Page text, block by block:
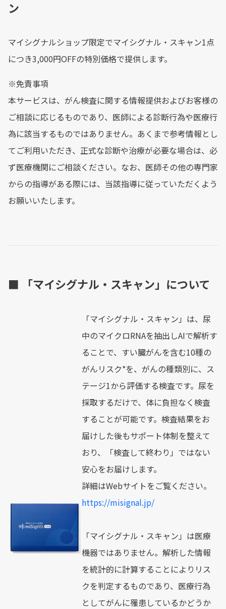
ン
マイシグナルショップ限定でマイシグナル・スキャン1点
につき3,000円OFFの特別価格で提供します。
※免責事項
本サービスは、がん検査に関する情報提供およびお客様の
ご相談に応じるものであり、医師による診断行為や医療行
為に該当するものではありません。あくまで参考情報とし
てご利用いただき、正式な診断や治療が必要な場合は、必
ず医療機関にご相談ください。なお、医師その他の専門家
からの指導がある際には、当該指導に従っていただくよう
お願いいたします。
■ 「マイシグナル・スキャン」について
「マイシグナル・スキャン」は、尿
中のマイクロRNAを抽出しAIで解析す
ることで、すい臓がんを含む10種の
がんリスク*を、がんの種類別に、ス
テージ1から評価する検査です。尿を
採取するだけで、体に負担なく検査
することが可能です。検査結果をお
届けした後もサポート体制を整えて
おり、「検査して終わり」ではない
安心をお届けします。
詳細はWebサイトをご覧ください。
https://misignal.jp/
「マイシグナル・スキャン」は医療
機器ではありません。解析した情報
を統計的に計算することによりリス
クを判定するものであり、医療行為
としてがんに罹患しているかどうか